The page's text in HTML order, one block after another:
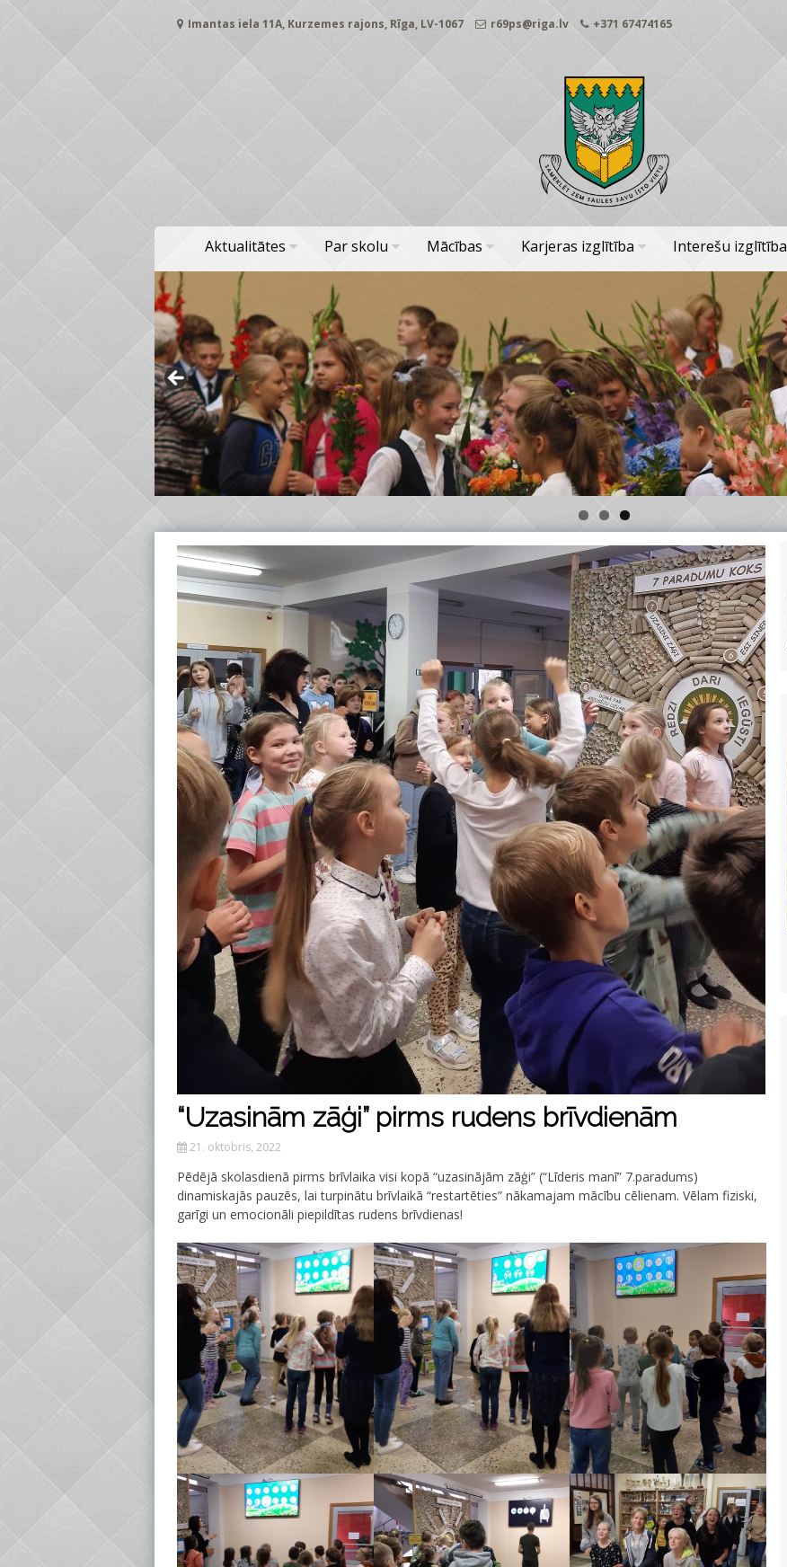
Imantas iela 11A, Kurzemes rajons, Rīga, LV-1067 r69ps@riga.lv +371 67474165
Aktualitātes Par skolu Mācības Karjeras izglītība Interešu izglītība
“Uzasinām zāģi” pirms rudens brīvdienām
21. oktobris, 2022
Pēdējā skolasdienā pirms brīvlaika visi kopā “uzasinājām zāģi” (“Līderis manī” 7.paradums)
dinamiskajās pauzēs, lai turpinātu brīvlaikā “restartēties” nākamajam mācību cēlienam. Vēlam fiziski,
garīgi un emocionāli piepildītas rudens brīvdienas!